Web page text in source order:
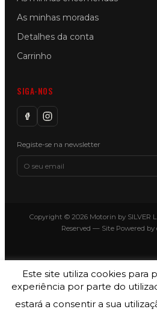
As minhas moradas
Detalhes da conta
Carrinho
SIGA-NOS
Registe-se na newsletter
Copyright © 2026 Motorin by SILVER
Reserved — Site Powered by
Este site utiliza cookies para
experiência por parte do
estará a consentir a sua